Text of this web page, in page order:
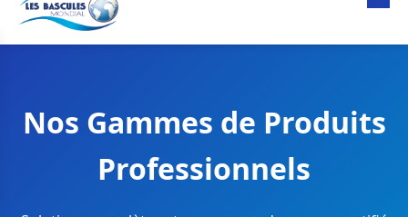
Nos Gammes de Produits
Professionnels